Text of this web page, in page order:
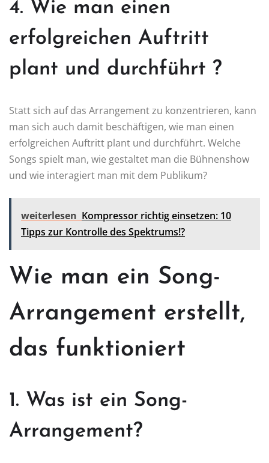
4. Wie man einen
erfolgreichen Auftritt
plant und durchführt ?
Statt sich auf das Arrangement zu konzentrieren, kann
man sich auch damit beschäftigen, wie man einen
erfolgreichen Auftritt plant und durchführt. Welche
Songs spielt man, wie gestaltet man die Bühnenshow
und wie interagiert man mit dem Publikum?
weiterlesen Kompressor richtig einsetzen: 10
Tipps zur Kontrolle des Spektrums!?
Wie man ein Song-
Arrangement erstellt,
das funktioniert
1. Was ist ein Song-
Arrangement?